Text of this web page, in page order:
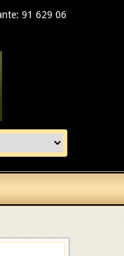
91 629 06